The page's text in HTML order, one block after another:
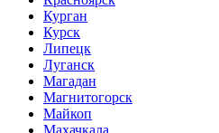
Курган
Курск
Липецк
Луганск
Магадан
Магнитогорск
Майкоп
Махачкала